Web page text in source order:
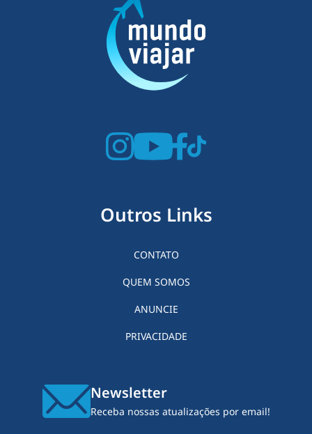
Outros Links
CONTATO
QUEM SOMOS
ANUNCIE
PRIVACIDADE
Newsletter
Receba nossas atualizações por email!